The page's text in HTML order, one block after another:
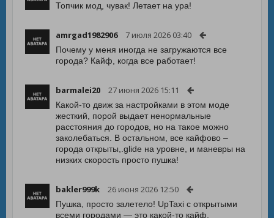
Топчик мод, чувак! Летает на ура!
amrgad1982906 7 июля 2026 03:40
Почему у меня иногда не загружаются все
города? Кайф, когда все работает!
barmalei20 27 июня 2026 15:11
Какой-то движ за настройками в этом моде
жесткий, порой выдает ненормальные
расстояния до городов, но на такое можно
заколебаться. В остальном, все кайфово –
города открыты,.glide на уровне, и маневры на
низких скорость просто пушка!
bakler999k 26 июня 2026 12:50
Пушка, просто залетело! UpTaxi с открытыми
всеми городами — это какой-то кайф.